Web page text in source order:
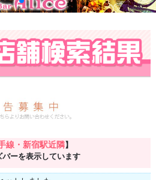
線・新宿駅近隣】
バーを表示しています